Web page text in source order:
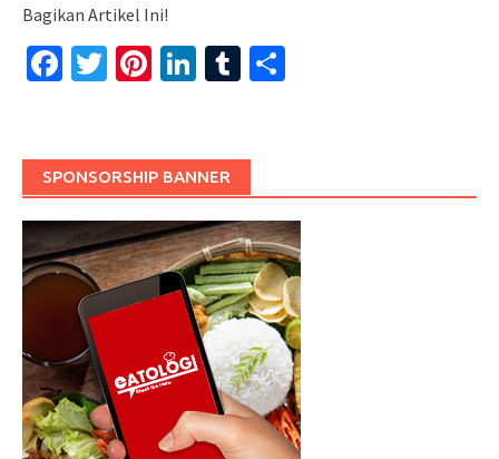
Bagikan Artikel Ini!
Facebook
TwitterPinterest
LinkedIn
Tumblr
SPONSORSHIP BANNER